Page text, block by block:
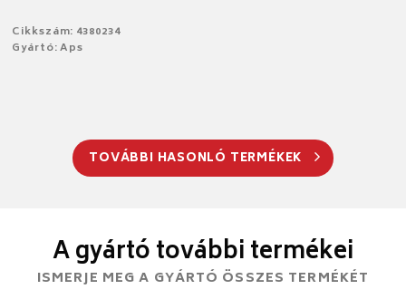
Cikkszám: 4380234
Gyártó: Aps
TOVÁBBI HASONLÓ TERMÉKEK
A gyártó további termékei
ISMERJE MEG A GYÁRTÓ ÖSSZES TERMÉKÉT